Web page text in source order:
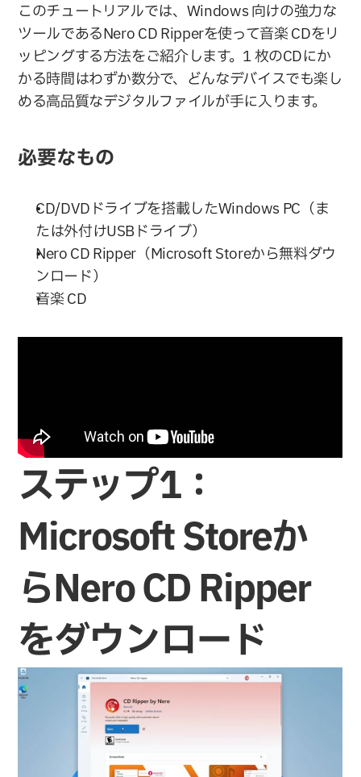
このチュートリアルでは、Windows 向けの強力な
ツールであるNero CD Ripperを使って音楽 CDをリ
ッピングする方法をご紹介します。1 枚のCDにか
かる時間はわずか数分で、どんなデバイスでも楽し
める高品質なデジタルファイルが手に入ります。
必要なもの
CD/DVDドライブを搭載したWindows PC（ま
たは外付けUSBドライブ）
Nero CD Ripper（Microsoft Storeから無料ダウ
ンロード）
音楽 CD
ステップ1：
Microsoft Storeか
らNero CD Ripper
をダウンロード